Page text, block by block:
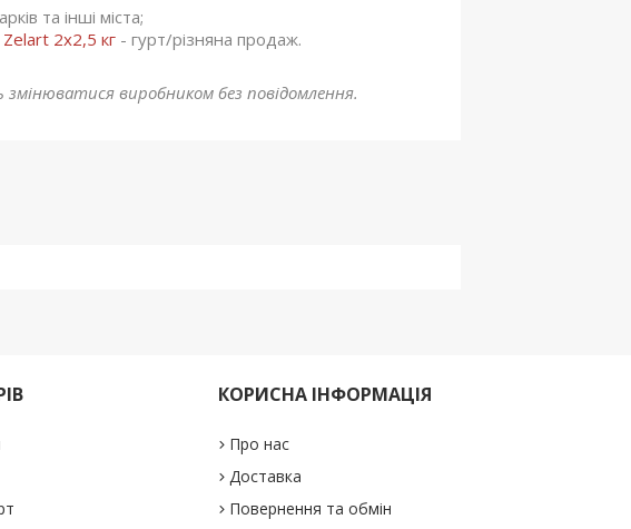
та інші міста;
2x2,5 кг - гурт/різняна продаж.
виробником без повідомлення.
КОРИСНА ІНФОРМАЦІЯ
Про нас
Доставка
Повернення та обмін